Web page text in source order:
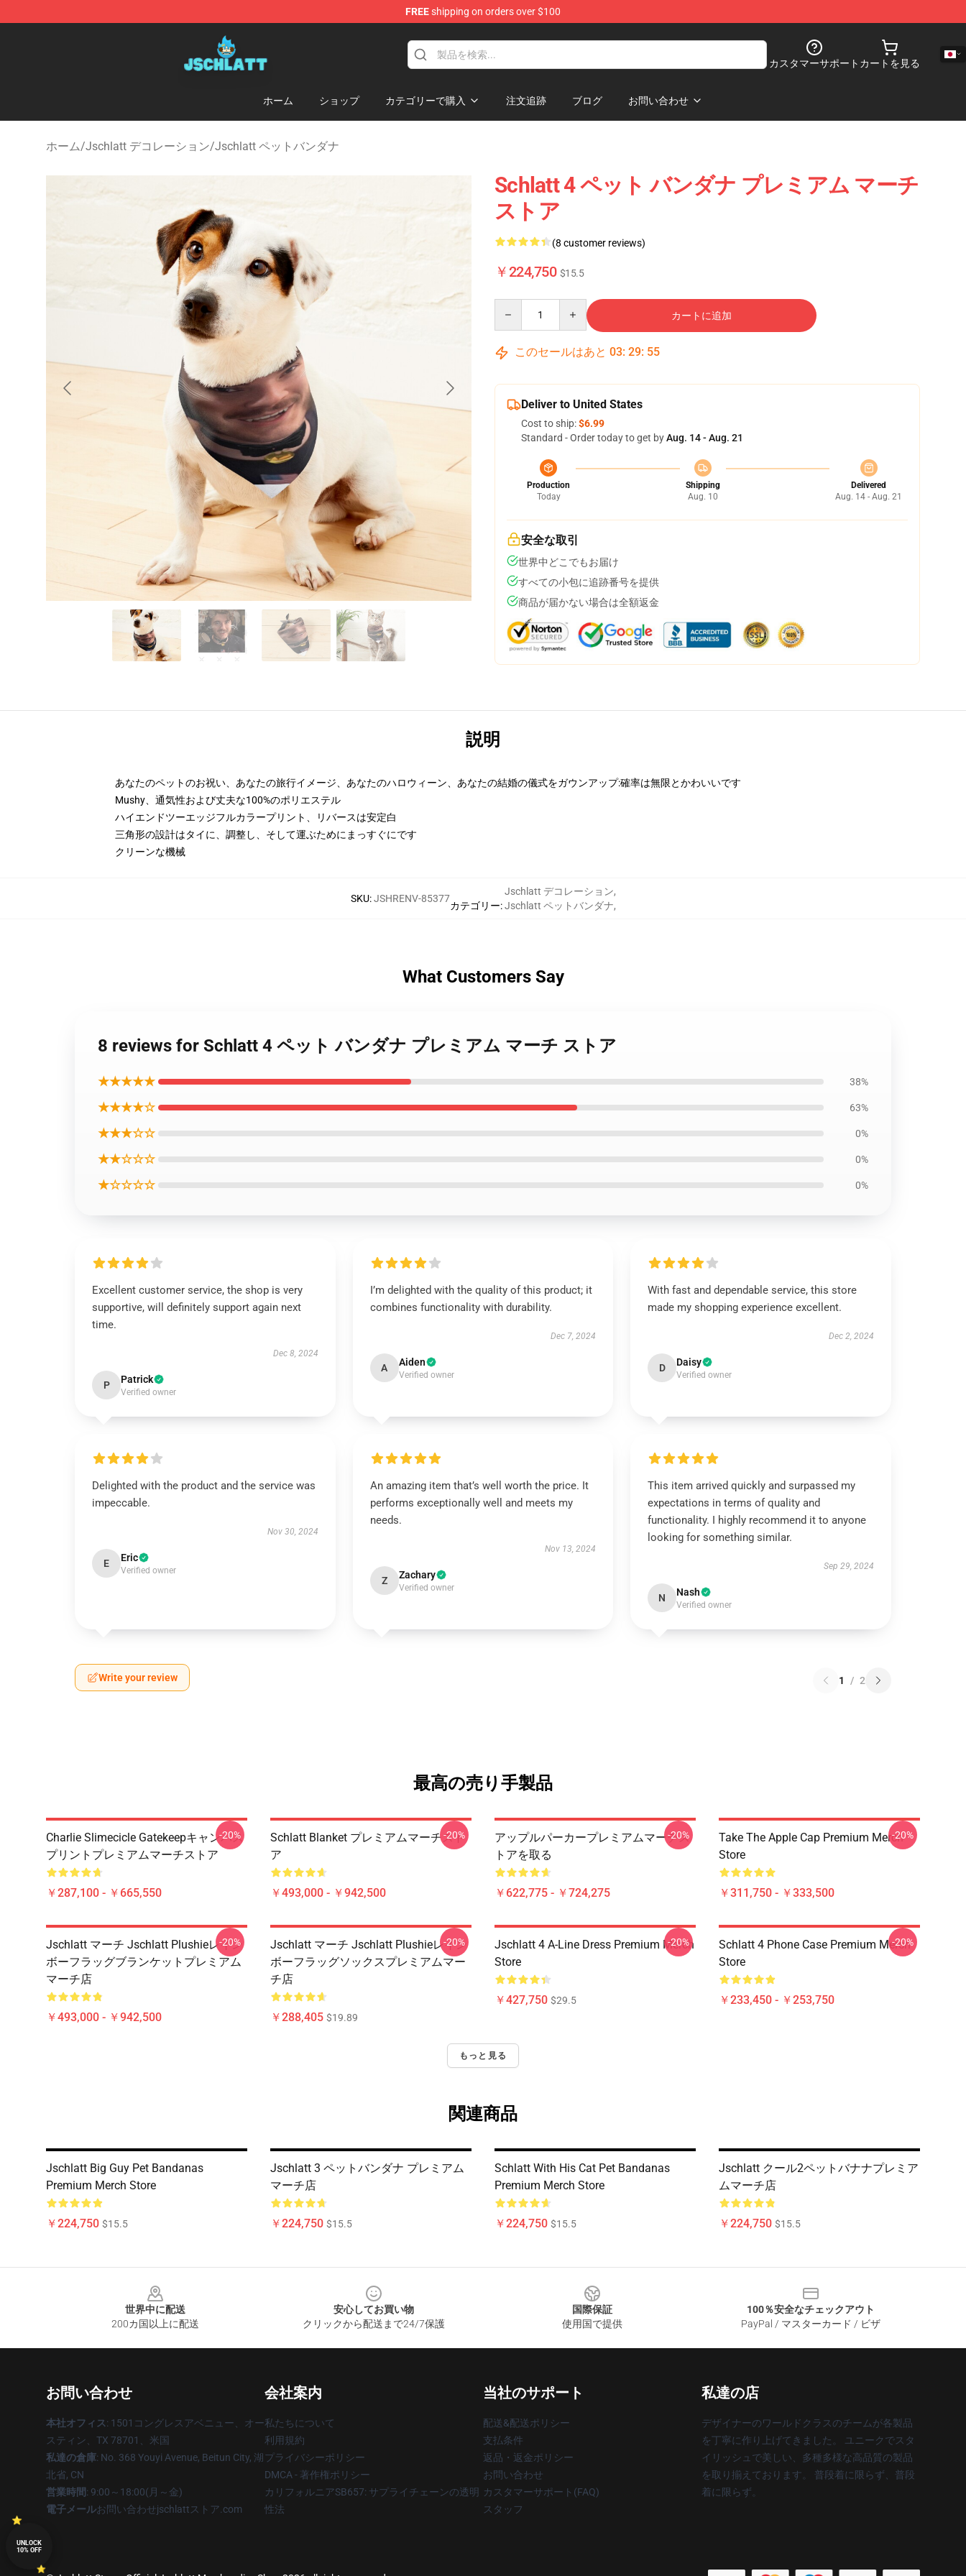
FREEshipping on orders over $100
Jschlatt Store - Official Jschlatt Merchandise Shop
カスタマーサポート カートを見る
ホーム ショップ カテゴリーで購入 注文追跡 ブログ お問い合わせ
ホーム/Jschlatt デコレーション/Jschlatt ペットバンダナ
Schlatt 4 ペット バンダナ プレミアム マーチ
ストア
(8 customer reviews)
￥224,750 $15.5
カートに追加
このセールはあと 03: 29: 54
Deliver to United States
Cost to ship:$6.99
Standard - Order today to get byAug. 14 - Aug. 21
Production
Today
Shipping
Aug. 10
Delivered
Aug. 14 - Aug. 21
安全な取引
世界中どこでもお届け
すべての小包に追跡番号を提供
商品が届かない場合は全額返金
説明
あなたのペットのお祝い、あなたの旅行イメージ、あなたのハロウィーン、あなたの結婚の儀式をガウンアップ:確率は無限とかわいいです
Mushy、通気性および丈夫な100%のポリエステル
ハイエンドツーエッジフルカラープリント、リバースは安定白
三角形の設計はタイに、調整し、そして運ぶためにまっすぐにです
クリーンな機械
SKU:JSHRENV-85377
カテゴリー:
Jschlatt デコレーション,
Jschlatt ペットバンダナ,
What Customers Say
8 reviews for Schlatt 4 ペット バンダナ プレミアム マーチ ストア
★★★★★ 38%
★★★★☆ 63%
★★★☆☆ 0%
★★☆☆☆ 0%
★☆☆☆☆ 0%
Excellent customer service, the shop is very
supportive, will definitely support again next
time.
Dec 8, 2024
P Patrick
Verified owner
I’m delighted with the quality of this product; it
combines functionality with durability.
Dec 7, 2024
A Aiden
Verified owner
With fast and dependable service, this store
made my shopping experience excellent.
Dec 2, 2024
D Daisy
Verified owner
Delighted with the product and the service was
impeccable.
Nov 30, 2024
E Eric
Verified owner
An amazing item that’s well worth the price. It
performs exceptionally well and meets my
needs.
Nov 13, 2024
Z Zachary
Verified owner
This item arrived quickly and surpassed my
expectations in terms of quality and
functionality. I highly recommend it to anyone
looking for something similar.
Sep 29, 2024
N Nash
Verified owner
Write your review 1 / 2
最高の売り手製品
Charlie Slimecicle Gatekeepキャンバス
プリントプレミアムマーチストア
￥287,100 - ￥665,550
-20%
Schlatt Blanket プレミアムマーチスト
ア
￥493,000 - ￥942,500
-20%
アップルパーカープレミアムマーチス
トアを取る
￥622,775 - ￥724,275
-20%
Take The Apple Cap Premium Merch
Store
￥311,750 - ￥333,500
-20%
Jschlatt マーチ Jschlatt Plushieレイン
ボーフラッグブランケットプレミアム
マーチ店
￥493,000 - ￥942,500
-20%
Jschlatt マーチ Jschlatt Plushieレイン
ボーフラッグソックスプレミアムマー
チ店
￥288,405 $19.89
-20%
Jschlatt 4 A-Line Dress Premium Merch
Store
￥427,750 $29.5
-20%
Schlatt 4 Phone Case Premium Merch
Store
￥233,450 - ￥253,750
-20%
もっと見る
関連商品
Jschlatt Big Guy Pet Bandanas
Premium Merch Store
￥224,750 $15.5
Jschlatt 3 ペットバンダナ プレミアム
マーチ店
￥224,750 $15.5
Schlatt With His Cat Pet Bandanas
Premium Merch Store
￥224,750 $15.5
Jschlatt クール2ペットバナナプレミア
ムマーチ店
￥224,750 $15.5
世界中に配送
200カ国以上に配送
安心してお買い物
クリックから配送まで24/7保護
国際保証
使用国で提供
100％安全なチェックアウト
PayPal / マスターカード / ビザ
お問い合わせ
本社オフィス: 1501コングレスアベニュー、オー
スティン、TX 78701、米国
私達の倉庫: No. 368 Youyi Avenue, Beitun City, 湖
北省, CN
営業時間: 9:00～18:00(月～金)
電子メールお問い合わせjschlattストア.com
会社案内
私たちについて
利用規約
プライバシーポリシー
DMCA - 著作権ポリシー
カリフォルニアSB657: サプライチェーンの透明
性法
当社のサポート
配送&配送ポリシー
支払条件
返品・返金ポリシー
お問い合わせ
カスタマーサポート(FAQ)
スタッフ
私達の店
デザイナーのワールドクラスのチームが各製品
を丁寧に作り上げてきました。 ユニークでスタ
イリッシュで美しい、多種多様な高品質の製品
を取り揃えております。 普段着に限らず、普段
着に限らず。
UNLOCK
10% OFF